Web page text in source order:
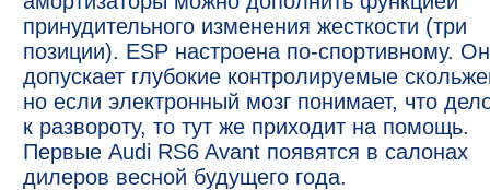
принудительного изменения жесткости (три
позиции). ESP настроена по-спортивному.
допускает глубокие контролируемые
но если электронный мозг понимает, что
к развороту, то тут же приходит на помощь.
Первые Audi RS6 Avant появятся в салонах
дилеров весной будущего года.